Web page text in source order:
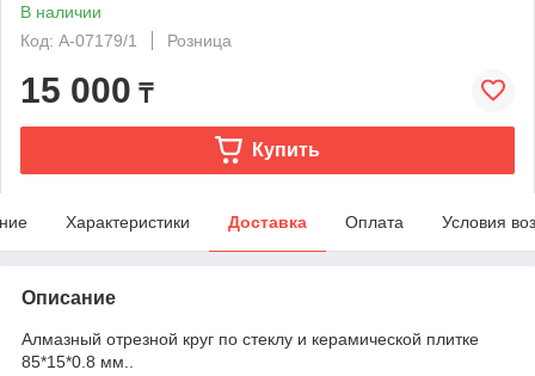
В наличии
Код: A-07179/1
Розница
15 000 ₸
Купить
Характеристики Доставка Оплата Условия
Описание
Алмазный отрезной круг по стеклу и керамической плитке
85*15*0.8 мм..